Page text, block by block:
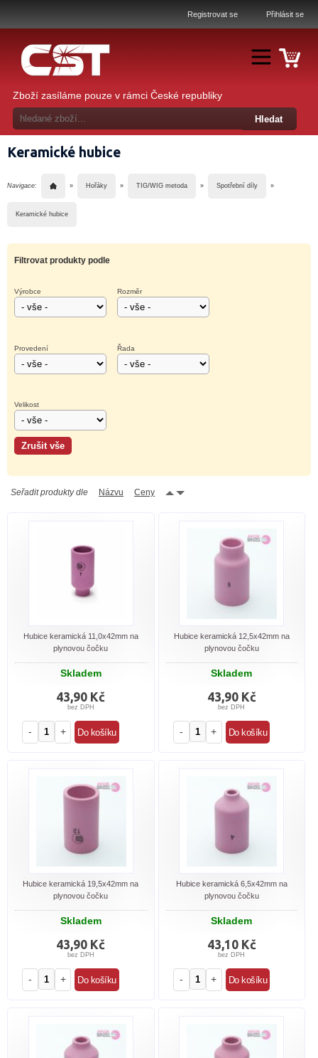
Registrovat se Přihlásit se
Zboží zasíláme pouze v rámci České republiky
Keramické hubice
Navigace: » Hořáky » TIG/WIG metoda » Spotřební díly »
Keramické hubice
Filtrovat produkty podle
Výrobce Rozměr
Provedení Řada
Velikost
Seřadit produkty dle Názvu Ceny
Hubice keramická 11,0x42mm na
plynovou čočku
Skladem
43,90 Kč
bez DPH
- +
Hubice keramická 12,5x42mm na
plynovou čočku
Skladem
43,90 Kč
bez DPH
- +
Hubice keramická 19,5x42mm na
plynovou čočku
Skladem
43,90 Kč
bez DPH
- +
Hubice keramická 6,5x42mm na
plynovou čočku
Skladem
43,10 Kč
bez DPH
- +